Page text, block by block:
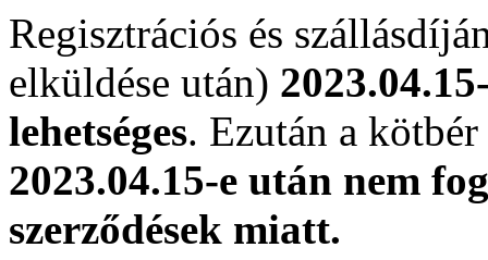
Regisztrációs és
elküldése után)
lehetséges. Ezután a
2023.04.15-e után nem
szerződések miatt.